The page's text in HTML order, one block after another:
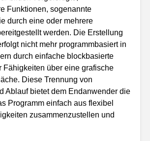
Funktionen, sogenannte
durch eine oder mehrere
werden. Die Erstellung
nicht mehr programmbasiert in
durch einfache blockbasierte
Fähigkeiten über eine grafische
Diese Trennung von
Ablauf bietet dem Endanwender die
Programm einfach aus flexibel
zusammenzustellen und